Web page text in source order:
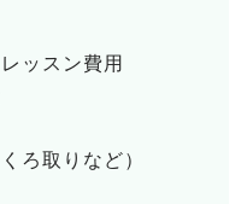
ッスン費用
ろ取りなど）